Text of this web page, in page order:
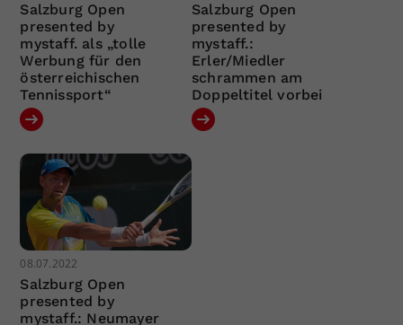
Salzburg Open
presented by
mystaff. als „tolle
Werbung für den
österreichischen
Tennissport“
Salzburg Open
presented by
mystaff.:
Erler/Miedler
schrammen am
Doppeltitel vorbei
08.07.2022
Salzburg Open
presented by
mystaff.: Neumayer